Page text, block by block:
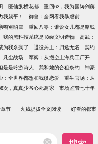
医仙纵横花都
重回62，我为国铸剑薅
我躺平！
御兽：全网看我暴虐前
鸣冤昭雪
重回八零：谁说女儿都是赔钱
我的黑科技系统是18级文明造物
高武：
为我杀疯了 退役兵王：归途无名
契约
凡尘战场
军阀：从搬空上海兵工厂开
是是吟游诗人 我和她的合租条约
神豪
：全世界都想和我谈恋爱
重生官场：从
次，真真少爷心死离家
市场监管七十年
节 - 火线提拔全文阅读 - 好看的都市